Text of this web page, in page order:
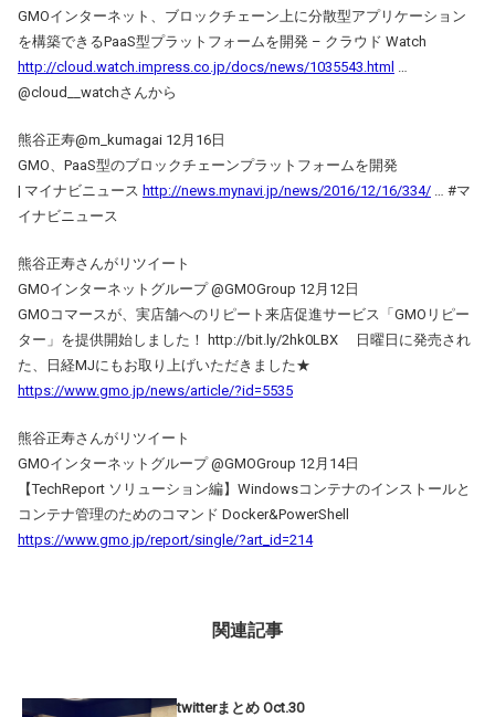
GMOインターネット、ブロックチェーン上に分散型アプリケーション
を構築できるPaaS型プラットフォームを開発 – クラウド Watch
http://cloud.watch.impress.co.jp/docs/news/1035543.html
@cloud__watchさんから
熊谷正寿@m_kumagai 12月16日
GMO、PaaS型のブロックチェーンプラットフォームを開発
| マイナビニュース http://news.mynavi.jp/news/2016/12/16/334/ … #マ
イナビニュース
熊谷正寿さんがリツイート
GMOインターネットグループ ‏@GMOGroup 12月12日
GMOコマースが、実店舗へのリピート来店促進サービス「GMOリピー
ター」を提供開始しました！ http://bit.ly/2hk0LBX 日曜日に発売され
た、日経MJにもお取り上げいただきました★
https://www.gmo.jp/news/article/?id=5535
熊谷正寿さんがリツイート
GMOインターネットグループ ‏@GMOGroup 12月14日
【TechReport ソリューション編】Windowsコンテナのインストールと
コンテナ管理のためのコマンド Docker&PowerShell
https://www.gmo.jp/report/single/?art_id=214
関連記事
twitterまとめ Oct.30